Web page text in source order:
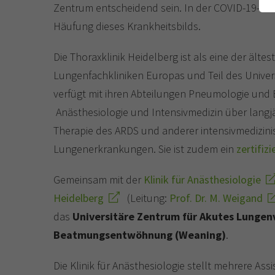
Zentrum entscheidend sein. In der COVID-19-
Häufung dieses Krankheitsbilds.
Die Thoraxklinik Heidelberg ist als eine der
Lungenfachkliniken Europas und Teil des
verfügt mit ihren Abteilungen Pneumologie und
Anästhesiologie und Intensivmedizin über
Therapie des ARDS und anderer
Lungenerkrankungen. Sie ist zudem ein
Gemeinsam mit der Klinik für Anästhesiologie
Heidelberg
(Leitung: Prof. Dr. M. Weigand
das Universitäre Zentrum für Akutes
Beatmungsentwöhnung (Weaning).
Die Klinik für Anästhesiologie stellt mehrere